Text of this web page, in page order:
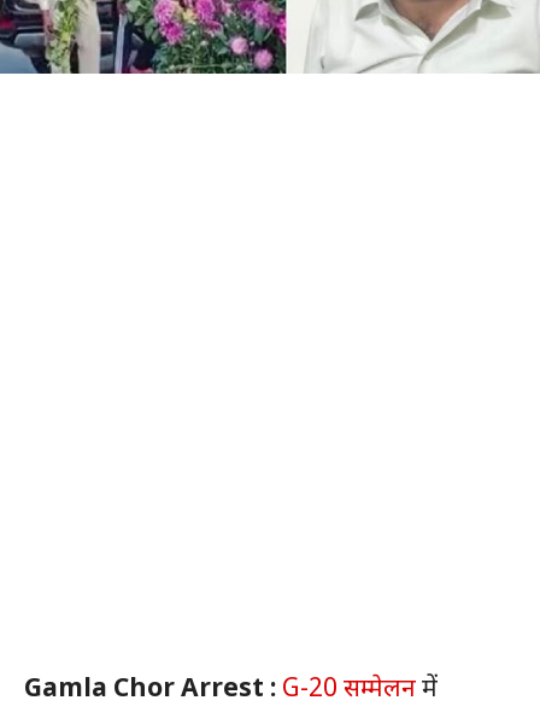
Gamla Chor Arrest : G-20 सम्मेलनमें